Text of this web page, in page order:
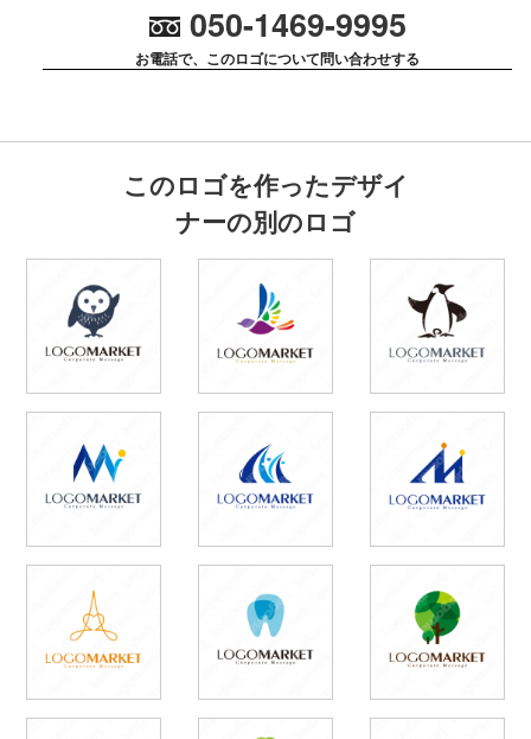
050-1469-9995
お電話で、このロゴについて問い合わせする
このロゴを作ったデザイ
ナーの別のロゴ